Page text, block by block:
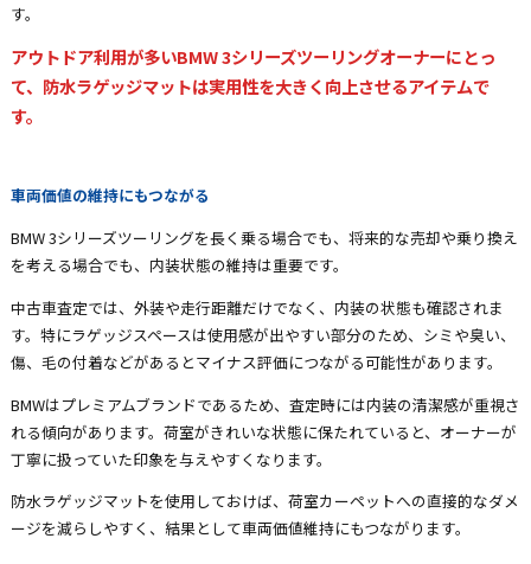
す。
アウトドア利用が多いBMW 3シリーズツーリングオーナーにとっ
て、防水ラゲッジマットは実用性を大きく向上させるアイテムで
す。
車両価値の維持にもつながる
BMW 3シリーズツーリングを長く乗る場合でも、将来的な売却や乗り換え
を考える場合でも、内装状態の維持は重要です。
中古車査定では、外装や走行距離だけでなく、内装の状態も確認されま
す。特にラゲッジスペースは使用感が出やすい部分のため、シミや臭い、
傷、毛の付着などがあるとマイナス評価につながる可能性があります。
BMWはプレミアムブランドであるため、査定時には内装の清潔感が重視さ
れる傾向があります。荷室がきれいな状態に保たれていると、オーナーが
丁寧に扱っていた印象を与えやすくなります。
防水ラゲッジマットを使用しておけば、荷室カーペットへの直接的なダメ
ージを減らしやすく、結果として車両価値維持にもつながります。